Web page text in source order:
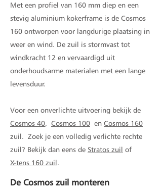
Met een profiel van 160 mm diep en een
stevig aluminium kokerframe is de Cosmos
160 ontworpen voor langdurige plaatsing in
weer en wind. De zuil is stormvast tot
windkracht 12 en vervaardigd uit
onderhoudsarme materialen met een lange
levensduur.
Voor een onverlichte uitvoering bekijk de
Cosmos 40, Cosmos 100 en Cosmos 160
zuil. Zoek je een volledig verlichte rechte
zuil? Bekijk dan eens de Stratos zuil of
X-tens 160 zuil.
De Cosmos zuil monteren